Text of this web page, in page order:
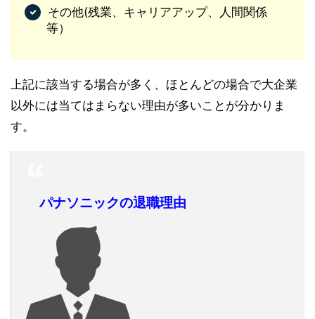
その他(残業、キャリアアップ、人間関係
等）
上記に該当する場合が多く、ほとんどの場合で大企業
以外には当てはまらない理由が多いことが分かりま
す。
パナソニックの退職理由